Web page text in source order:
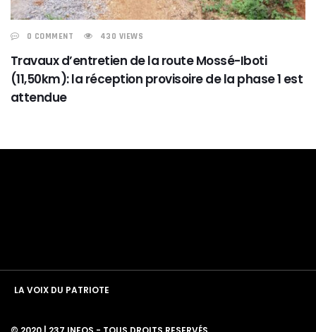
0 COMMENT 430 VIEWS
Travaux d’entretien de la route Mossé-Iboti
(11,50km): la réception provisoire de la phase 1 est
attendue
LA VOIX DU PATRIOTE